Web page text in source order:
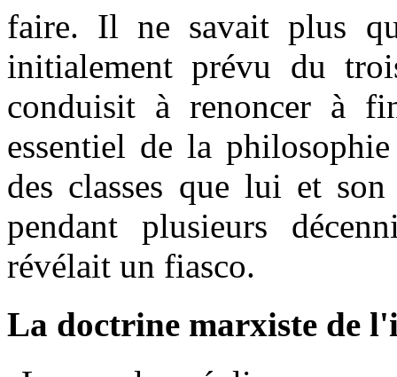
faire. Il ne savait plus
initialement prévu du
conduisit à renoncer à
essentiel de la
des classes que lui et
pendant plusieurs
révélait un fiasco.
La doctrine marxiste de